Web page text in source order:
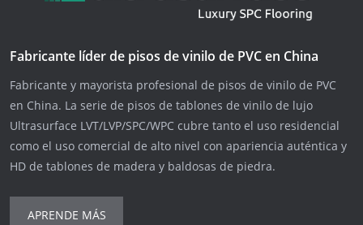
Fabricante líder de pisos de vinilo de PVC en China
Fabricante y mayorista profesional de pisos de vinilo de PVC
en China. La serie de pisos de tablones de vinilo de lujo
Ultrasurface LVT/LVP/SPC/WPC cubre tanto el uso residencial
como el uso comercial de alto nivel con apariencia auténtica y
HD de tablones de madera y baldosas de piedra.
APRENDE MÁS